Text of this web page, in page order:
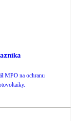
MPO na ochranu